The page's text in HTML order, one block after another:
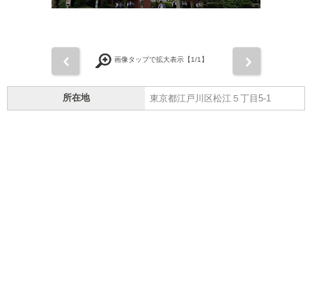
画像タップで拡大表示【1/1】
所在地 東京都江戸川区松江５丁目5-1